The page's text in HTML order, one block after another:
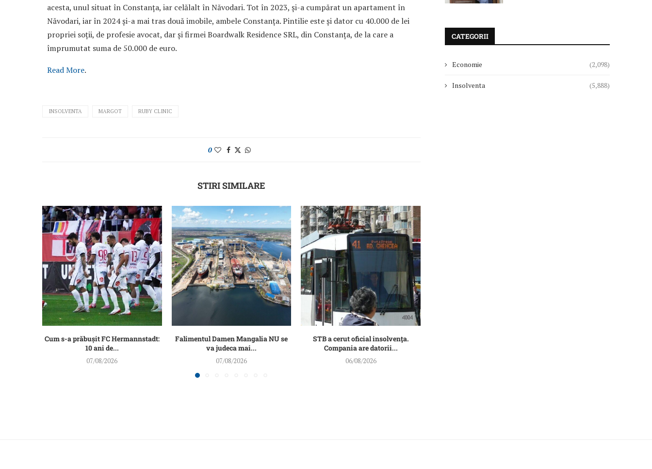
acesta, unul situat în Constanța, iar celălalt în Năvodari. Tot în 2023, și-a cumpărat un apartament în
Năvodari, iar în 2024 și-a mai tras două imobile, ambele Constanța. Pintilie este și dator cu 40.000 de lei
propriei soții, de profesie avocat, dar și firmei Boardwalk Residence SRL, din Constanța, de la care a
împrumutat suma de 50.000 de euro.
Read More.
INSOLVENTA MARGOT RUBY CLINIC
0
STIRI SIMILARE
Cum s-a prăbușit FC Hermannstadt:
10 ani de...
07/08/2026
Falimentul Damen Mangalia NU se
va judeca mai...
07/08/2026
STB a cerut oficial insolvenţa.
Compania are datorii...
06/08/2026
CATEGORII
Economie (2,098)
Insolventa (5,888)